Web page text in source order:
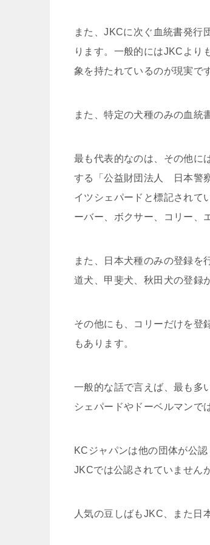
また、JKCに次ぐ血統書発
ります。一般的にはJKCより
象を持たれているのが現実で
また、特定の犬種のみの血統
最も代表的なのは、その他に
する「公益財団法人 日本警
イツシェパードと標記されて
ーバー、ボクサー、コリー、
また、日本犬種のみの登録を
道犬、甲斐犬、秋田犬の登録
その他にも、コリーだけを登
もあります。
一般的な話で言えば、最も多
シェパードやドーベルマンで
KCジャパンは他の団体が公
JKCでは公認されていません
人気の豆しばもJKC、また日